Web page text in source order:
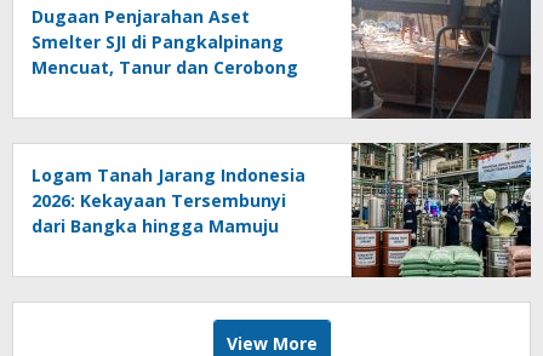
Dugaan Penjarahan Aset
Smelter SJI di Pangkalpinang
Mencuat, Tanur dan Cerobong
Kiloan, Legalitas Dipertanyakan
Logam Tanah Jarang Indonesia
2026: Kekayaan Tersembunyi
dari Bangka hingga Mamuju
View More